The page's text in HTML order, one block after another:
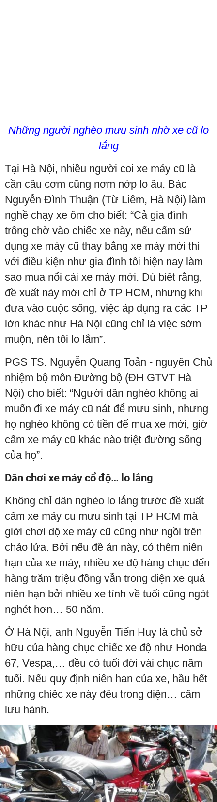
Những người nghèo mưu sinh nhờ xe cũ lo
lắng
Tại Hà Nội, nhiều người coi xe máy cũ là
cần câu cơm cũng nơm nớp lo âu. Bác
Nguyễn Đình Thuận (Từ Liêm, Hà Nội) làm
nghề chạy xe ôm cho biết: “Cả gia đình
trông chờ vào chiếc xe này, nếu cấm sử
dụng xe máy cũ thay bằng xe máy mới thì
với điều kiện như gia đình tôi hiện nay làm
sao mua nổi cái xe máy mới. Dù biết rằng,
đề xuất này mới chỉ ở TP HCM, nhưng khi
đưa vào cuộc sống, việc áp dụng ra các TP
lớn khác như Hà Nội cũng chỉ là việc sớm
muộn, nên tôi lo lắm”.
PGS TS. Nguyễn Quang Toản - nguyên Chủ
nhiệm bộ môn Đường bộ (ĐH GTVT Hà
Nội) cho biết: “Người dân nghèo không ai
muốn đi xe máy cũ nát để mưu sinh, nhưng
họ nghèo không có tiền để mua xe mới, giờ
cấm xe máy cũ khác nào triệt đường sống
của họ”.
Dân chơi xe máy cổ độ… lo lắng
Không chỉ dân nghèo lo lắng trước đề xuất
cấm xe máy cũ mưu sinh tại TP HCM mà
giới chơi độ xe máy cũ cũng như ngồi trên
chảo lửa. Bởi nếu đề án này, có thêm niên
hạn của xe máy, nhiều xe độ hàng chục đến
hàng trăm triệu đồng vẫn trong diện xe quá
niên hạn bởi nhiều xe tính về tuổi cũng ngót
nghét hơn… 50 năm.
Ở Hà Nội, anh Nguyễn Tiến Huy là chủ sở
hữu của hàng chục chiếc xe độ như Honda
67, Vespa,… đều có tuổi đời vài chục năm
tuổi. Nếu quy định niên hạn của xe, hầu hết
những chiếc xe này đều trong diện… cấm
lưu hành.